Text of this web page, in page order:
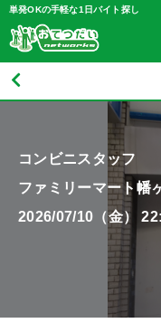
単発OKの手軽な1日バイト探し
コンビニスタッフ
ファミリーマート幡
2026/07/10（金）